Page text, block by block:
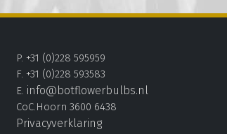
P. +31 (0)228 595959
F. +31 (0)228 593583
E. info@botflowerbulbs.nl
CoC.Hoorn 3600 6438
Privacyverklaring